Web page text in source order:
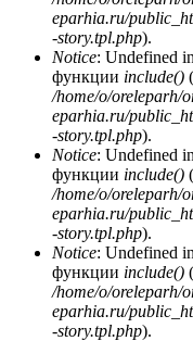
eparhia.ru/
-story.tpl.php).
Notice: Undefined
функции include()
/home/o/oreleparh/
eparhia.ru/
-story.tpl.php).
Notice: Undefined
функции include()
/home/o/oreleparh/
eparhia.ru/
-story.tpl.php).
Notice: Undefined
функции include()
/home/o/oreleparh/
eparhia.ru/
-story.tpl.php).